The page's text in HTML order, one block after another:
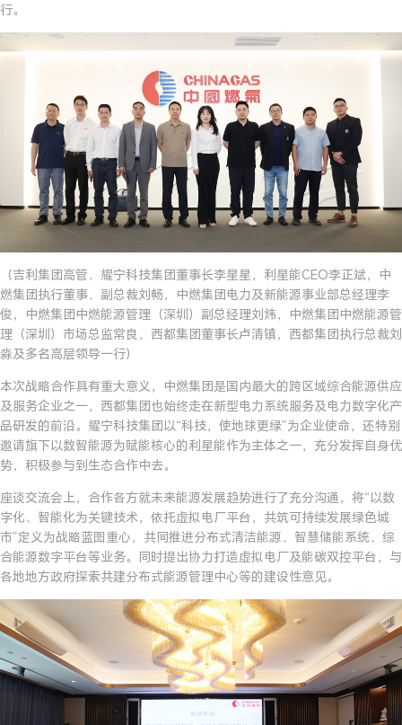
行。
（吉利集团高管、耀宁科技集团董事长李星星，利星能CEO李正斌，中
燃集团执行董事、副总裁刘畅，中燃集团电力及新能源事业部总经理李
俊，中燃集团中燃能源管理（深圳）副总经理刘炜，中燃集团中燃能源管
理（深圳）市场总监常良，西都集团董事长卢清镇，西都集团执行总裁刘
淼及多名高层领导一行）
本次战略合作具有重大意义，中燃集团是国内最大的跨区域综合能源供应
及服务企业之一，西都集团也始终走在新型电力系统服务及电力数字化产
品研发的前沿。耀宁科技集团以“科技，使地球更绿”为企业使命，还特别
邀请旗下以数智能源为赋能核心的利星能作为主体之一，充分发挥自身优
势，积极参与到生态合作中去。
座谈交流会上，合作各方就未来能源发展趋势进行了充分沟通，将“以数
字化、智能化为关键技术，依托虚拟电厂平台，共筑可持续发展绿色城
市”定义为战略蓝图重心，共同推进分布式清洁能源、智慧储能系统、综
合能源数字平台等业务。同时提出协力打造虚拟电厂及能碳双控平台，与
各地地方政府探索共建分布式能源管理中心等的建设性意见。